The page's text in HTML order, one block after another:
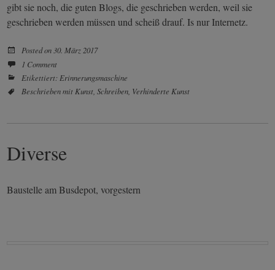
gibt sie noch, die guten Blogs, die geschrieben werden, weil sie
geschrieben werden müssen und scheiß drauf. Is nur Internetz.
Posted on 30. März 2017
1 Comment
Etikettiert: Erinnerungsmaschine
Beschrieben mit Kunst ,Schreiben Verhinderte Kunst
Diverse
Baustelle am Busdepot, vorgestern